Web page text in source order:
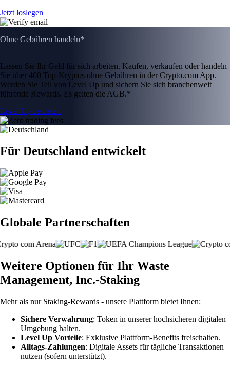
Jetzt loslegen
Ohne Gebühren handeln*
Lassen Sie Ihr Geld für sich arbeiten. Kaufen, verkaufen oder handeln
Sie über 400 Top-Kryptos ohne Gebühren in der Crypto.com App.
Werden Sie Teil von Level Up und sichern Sie sich branchenweit
führende Rewards. Es gelten die AGB.*
Level Up beitreten
Für Deutschland entwickelt
Globale Partnerschaften
Weitere Optionen für Ihr Waste
Management, Inc.-Staking
Mehr als nur Staking-Rewards - unsere Plattform bietet Ihnen:
Sichere Verwahrung: Token in unserer hochsicheren digitalen
Umgebung halten.
Level Up Vorteile: Exklusive Plattform-Benefits freischalten.
Alltags-Zahlungen: Digitale Assets für tägliche Transaktionen
nutzen (sofern unterstützt).